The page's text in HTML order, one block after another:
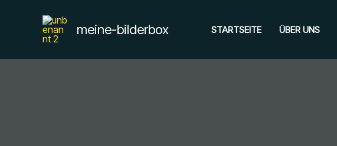
meine-bilderbox STARTSEITE ÜBER UNS